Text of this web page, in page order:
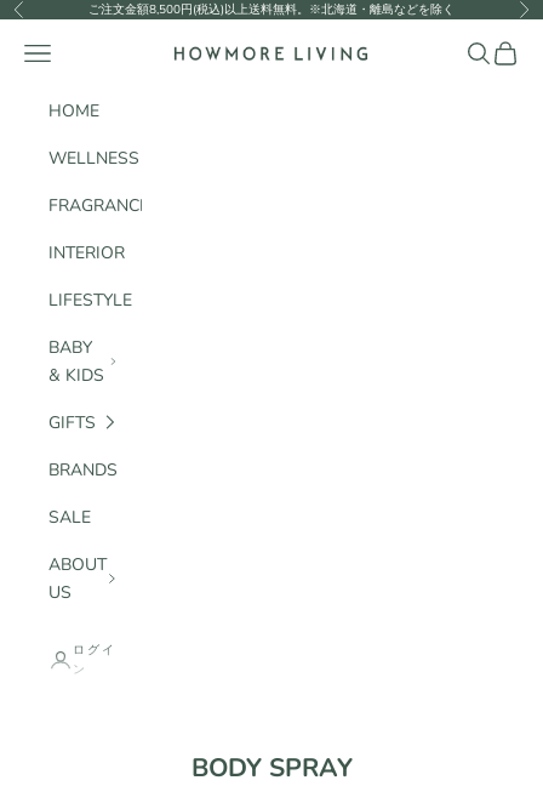
コンテンツへスキップ
前へ ご注文金額8,500円(税込)以上送料無料。※北海道・離島などを除く 次
HOWMORE LIVING
メニュー 検索カート
HOME
WELLNESS
FRAGRANCE
INTERIOR
LIFESTYLE
BABY
& KIDS
GIFTS
BRANDS
SALE
ABOUT
US
ログイ
ン
BODY SPRAY